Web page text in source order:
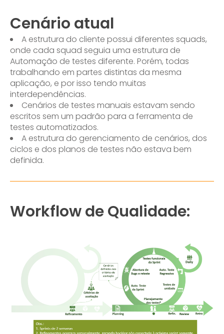
Cenário atual
A estrutura do cliente possui diferentes squads,
onde cada squad seguia uma estrutura de
Automação de testes diferente. Porém, todas
trabalhando em partes distintas da mesma
aplicação, e por isso tendo muitas
interdependências.
Cenários de testes manuais estavam sendo
escritos sem um padrão para a ferramenta de
testes automatizados.
A estrutura do gerenciamento de cenários, dos
ciclos e dos planos de testes não estava bem
definida.
Workflow de Qualidade: